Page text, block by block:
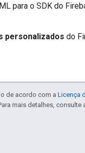
para o SDK do
personalizados do
de acordo com a Licença
Para mais detalhes, consulte